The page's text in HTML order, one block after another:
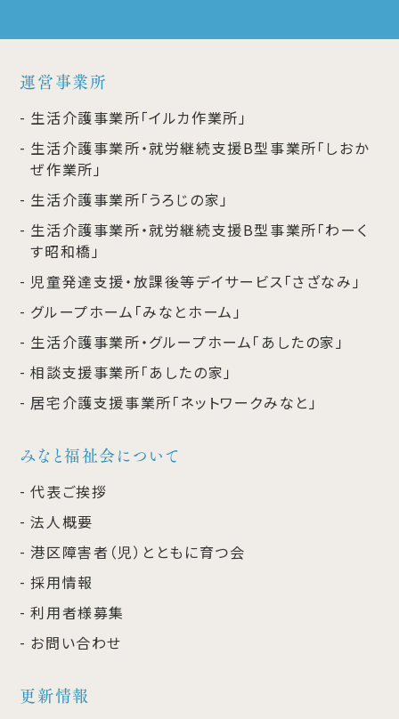
運営事業所
生活介護事業所「イルカ作業所」
生活介護事業所・就労継続支援B型事業所「しおか
ぜ作業所」
生活介護事業所「うろじの家」
生活介護事業所・就労継続支援B型事業所「わーく
す昭和橋」
児童発達支援・放課後等デイサービス「さざなみ」
グループホーム「みなとホーム」
生活介護事業所・グループホーム「あしたの家」
相談支援事業所「あしたの家」
居宅介護支援事業所「ネットワークみなと」
みなと福祉会について
代表ご挨拶
法人概要
港区障害者（児）とともに育つ会
採用情報
利用者様募集
お問い合わせ
更新情報